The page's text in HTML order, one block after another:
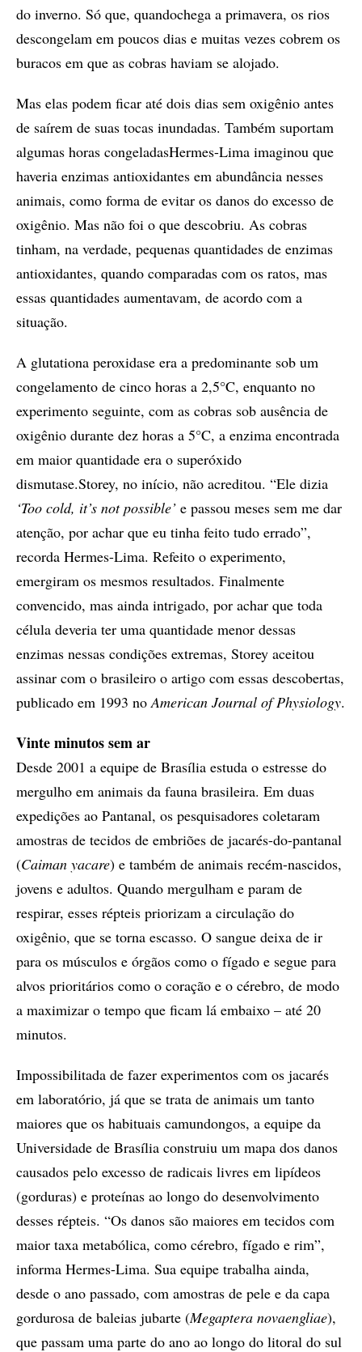
do inverno. Só que, quandochega a primavera, os rios
descongelam em poucos dias e muitas vezes cobrem os
buracos em que as cobras haviam se alojado.
Mas elas podem ficar até dois dias sem oxigênio antes
de saírem de suas tocas inundadas. Também suportam
algumas horas congeladasHermes-Lima imaginou que
haveria enzimas antioxidantes em abundância nesses
animais, como forma de evitar os danos do excesso de
oxigênio. Mas não foi o que descobriu. As cobras
tinham, na verdade, pequenas quantidades de enzimas
antioxidantes, quando comparadas com os ratos, mas
essas quantidades aumentavam, de acordo com a
situação.
A glutationa peroxidase era a predominante sob um
congelamento de cinco horas a 2,5°C, enquanto no
experimento seguinte, com as cobras sob ausência de
oxigênio durante dez horas a 5°C, a enzima encontrada
em maior quantidade era o superóxido
dismutase.Storey, no início, não acreditou. “Ele dizia
‘Too cold, it’s not possible’ e passou meses sem me dar
atenção, por achar que eu tinha feito tudo errado”,
recorda Hermes-Lima. Refeito o experimento,
emergiram os mesmos resultados. Finalmente
convencido, mas ainda intrigado, por achar que toda
célula deveria ter uma quantidade menor dessas
enzimas nessas condições extremas, Storey aceitou
assinar com o brasileiro o artigo com essas descobertas,
publicado em 1993 no American Journal of Physiology.
Vinte minutos sem ar
Desde 2001 a equipe de Brasília estuda o estresse do
mergulho em animais da fauna brasileira. Em duas
expedições ao Pantanal, os pesquisadores coletaram
amostras de tecidos de embriões de jacarés-do-pantanal
(Caiman yacare) e também de animais recém-nascidos,
jovens e adultos. Quando mergulham e param de
respirar, esses répteis priorizam a circulação do
oxigênio, que se torna escasso. O sangue deixa de ir
para os músculos e órgãos como o fígado e segue para
alvos prioritários como o coração e o cérebro, de modo
a maximizar o tempo que ficam lá embaixo – até 20
minutos.
Impossibilitada de fazer experimentos com os jacarés
em laboratório, já que se trata de animais um tanto
maiores que os habituais camundongos, a equipe da
Universidade de Brasília construiu um mapa dos danos
causados pelo excesso de radicais livres em lipídeos
(gorduras) e proteínas ao longo do desenvolvimento
desses répteis. “Os danos são maiores em tecidos com
maior taxa metabólica, como cérebro, fígado e rim”,
informa Hermes-Lima. Sua equipe trabalha ainda,
desde o ano passado, com amostras de pele e da capa
gordurosa de baleias jubarte (Megaptera novaengliae),
que passam uma parte do ano ao longo do litoral do sul